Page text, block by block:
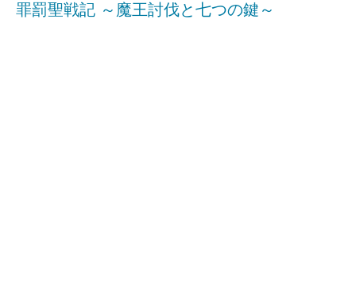
罪罰聖戦記 ～魔王討伐と七つの鍵～